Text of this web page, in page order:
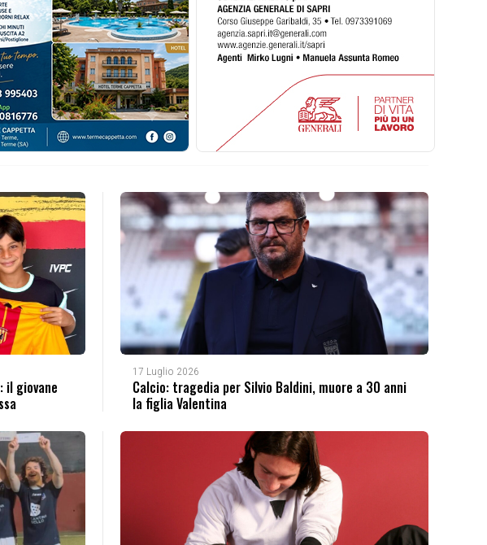
il giovane
17 Luglio 2026
Calcio: tragedia per Silvio Baldini, muore a 30 anni
la figlia Valentina